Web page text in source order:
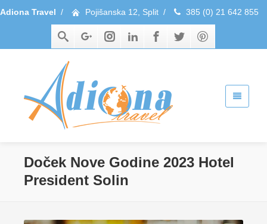
Adiona Travel / Pojišanska 12, Split / 385 (0) 21 642 855
Doček Nove Godine 2023 Hotel
President Solin